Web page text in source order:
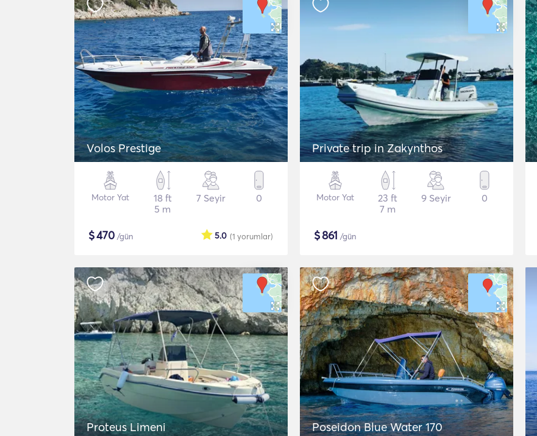
Volos Prestige
Motor Yat
18 ft
5 m
7 Seyir 0
$470 /gün (1 yorumlar)
5.0
Private trip in Zakynthos
Motor Yat
23 ft
7 m
9 Seyir 0
$861 /gün
Proteus Limeni Poseidon Blue Water 170